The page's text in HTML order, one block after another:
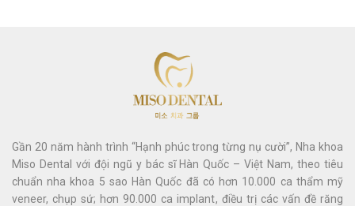
Gần 20 năm hành trình “Hạnh phúc trong từng nụ cười”, Nha khoa
Miso Dental với đội ngũ y bác sĩ Hàn Quốc – Việt Nam, theo tiêu
chuẩn nha khoa 5 sao Hàn Quốc đã có hơn 10.000 ca thẩm mỹ
veneer, chụp sứ; hơn 90.000 ca implant, điều trị các vấn đề răng